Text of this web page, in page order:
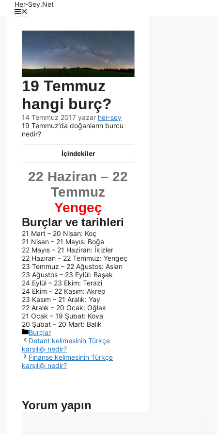
Her-Sey.Net
19 Temmuz
hangi burç?
14 Temmuz 2017 yazar her-sey
19 Temmuz’da doğanların burcu
nedir?
İçindekiler
22 Haziran – 22
Temmuz
Yengeç
Burçlar ve tarihleri
21 Mart – 20 Nisan: Koç
21 Nisan – 21 Mayıs: Boğa
22 Mayıs – 21 Haziran: İkizler
22 Haziran – 22 Temmuz: Yengeç
23 Temmuz – 22 Ağustos: Aslan
23 Ağustos – 23 Eylül: Başak
24 Eylül – 23 Ekim: Terazi
24 Ekim – 22 Kasım: Akrep
23 Kasım – 21 Aralık: Yay
22 Aralık – 20 Ocak: Oğlak
21 Ocak – 19 Şubat: Kova
20 Şubat – 20 Mart: Balık
Burçlar
Detant kelimesinin Türkçe
karşılığı nedir?
Finanse kelimesinin Türkçe
karşılığı nedir?
Yorum yapın